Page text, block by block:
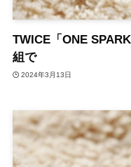
TWICE「ONE
組で
2024年3月13日